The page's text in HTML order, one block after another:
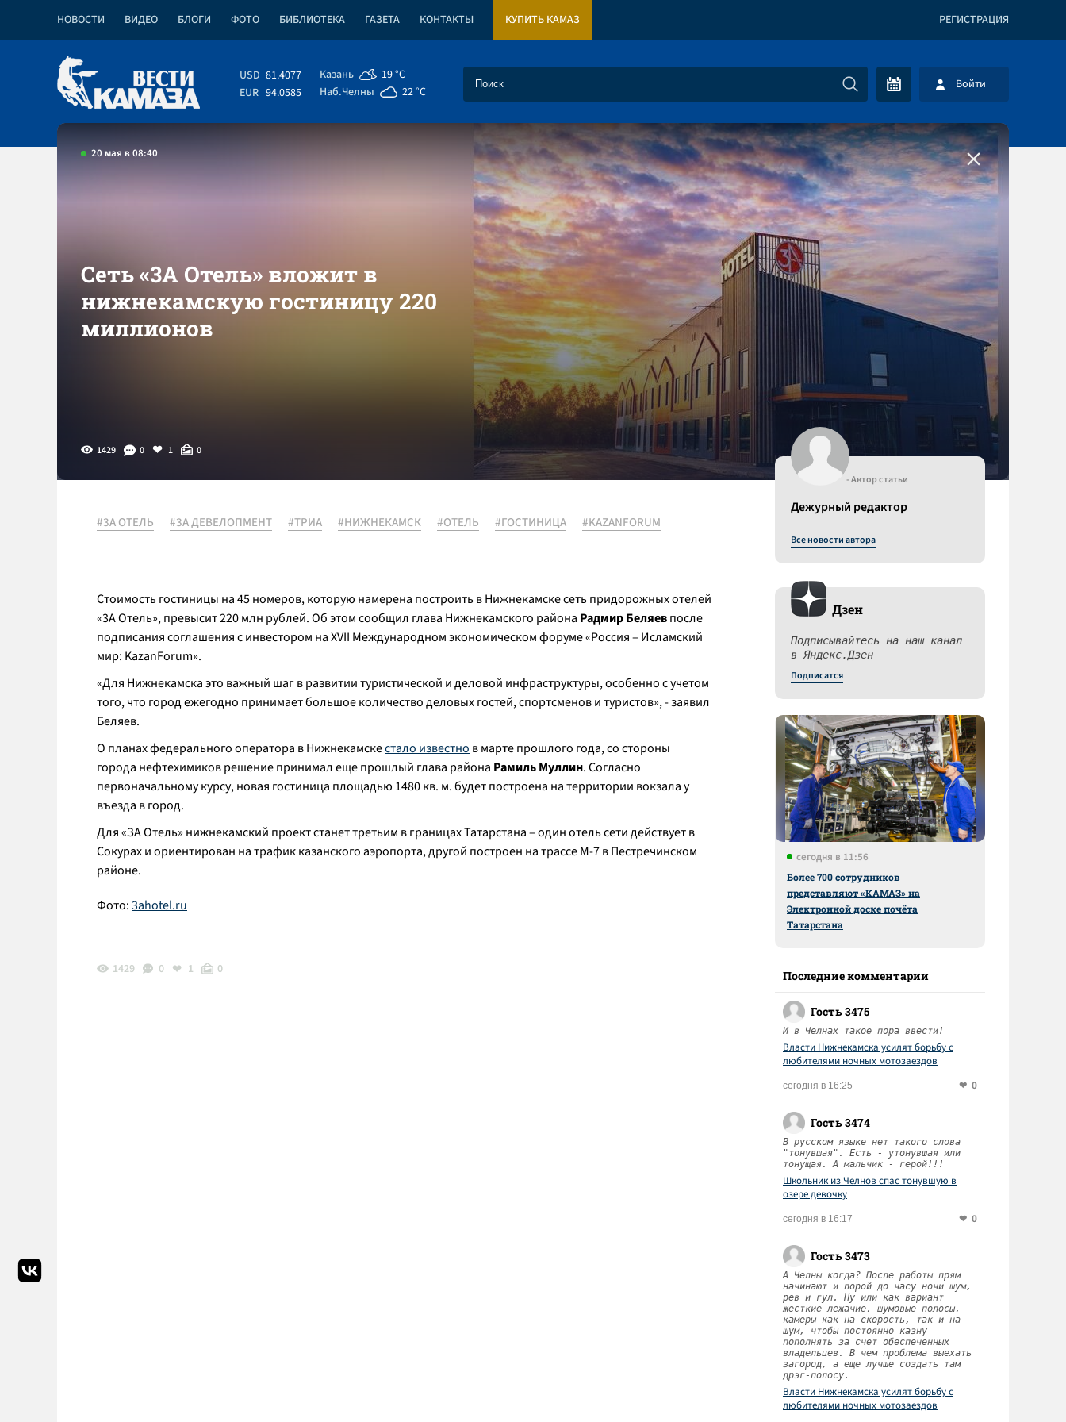
НОВОСТИ ВИДЕО БЛОГИ ФОТО БИБЛИОТЕКА ГАЗЕТА КОНТАКТЫ КУПИТЬ КАМАЗ РЕГИСТРАЦИЯ
USD 81.4077
EUR 94.0585
Казань
19 °C
Наб.Челны
22 °C Войти
20 мая в 08:40
Сеть «3А Отель» вложит в
нижнекамскую гостиницу 220
миллионов
1429 0 1 0
#3А ОТЕЛЬ #3А ДЕВЕЛОПМЕНТ #ТРИА #НИЖНЕКАМСК #ОТЕЛЬ #ГОСТИНИЦА #KAZANFORUM
Стоимость гостиницы на 45 номеров, которую намерена построить в Нижнекамске сеть придорожных отелей
«3А Отель», превысит 220 млн рублей. Об этом сообщил глава Нижнекамского района Радмир Беляевпосле
подписания соглашения с инвестором на XVII Международном экономическом форуме «Россия – Исламский
мир: KazanForum».
«Для Нижнекамска это важный шаг в развитии туристической и деловой инфраструктуры, особенно с учетом
того, что город ежегодно принимает большое количество деловых гостей, спортсменов и туристов», - заявил
Беляев.
О планах федерального оператора в Нижнекамскестало известно в марте прошлого года, со стороны
города нефтехимиков решение принимал еще прошлый глава района Рамиль Муллин. Согласно
первоначальному курсу, новая гостиница площадью 1480 кв. м. будет построена на территории вокзала у
въезда в город.
Для «ЗА Отель» нижнекамский проект станет третьим в границах Татарстана – один отель сети действует в
Сокурах и ориентирован на трафик казанского аэропорта, другой построен на трассе М-7 в Пестречинском
районе.
Фото:3ahotel.ru
1429 0 1 0
- Автор статьи
Дежурный редактор
Все новости автора
Дзен
Подписывайтесь на наш канал
в Яндекс.Дзен
Подписатся
сегодня в 11:56
Более 700 сотрудников
представляют «КАМАЗ» на
Электронной доске почёта
Татарстана
Последние комментарии
Гость 3475
И в Челнах такое пора ввести!
Власти Нижнекамска усилят борьбу с
любителями ночных мотозаездов
сегодня в 16:25 0
Гость 3474
В русском языке нет такого слова
"тонувшая". Есть - утонувшая или
тонущая. А мальчик - герой!!!
Школьник из Челнов спас тонувшую в
озере девочку
сегодня в 16:17 0
Гость 3473
А Челны когда? После работы прям
начинают и порой до часу ночи шум,
рев и гул. Ну или как вариант
жесткие лежачие, шумовые полосы,
камеры как на скорость, так и на
шум, чтобы постоянно казну
пополнять за счет обеспеченных
владельцев. В чем проблема выехать
загород, а еще лучше создать там
дрэг-полосу.
Власти Нижнекамска усилят борьбу с
любителями ночных мотозаездов